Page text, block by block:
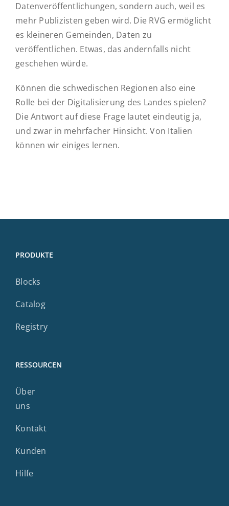
Datenveröffentlichungen, sondern auch, weil es
mehr Publizisten geben wird. Die RVG ermöglicht
es kleineren Gemeinden, Daten zu
veröffentlichen. Etwas, das andernfalls nicht
geschehen würde.
Können die schwedischen Regionen also eine
Rolle bei der Digitalisierung des Landes spielen?
Die Antwort auf diese Frage lautet eindeutig ja,
und zwar in mehrfacher Hinsicht. Von Italien
können wir einiges lernen.
PRODUKTE
Blocks
Catalog
Registry
RESSOURCEN
Über
uns
Kontakt
Kunden
Hilfe